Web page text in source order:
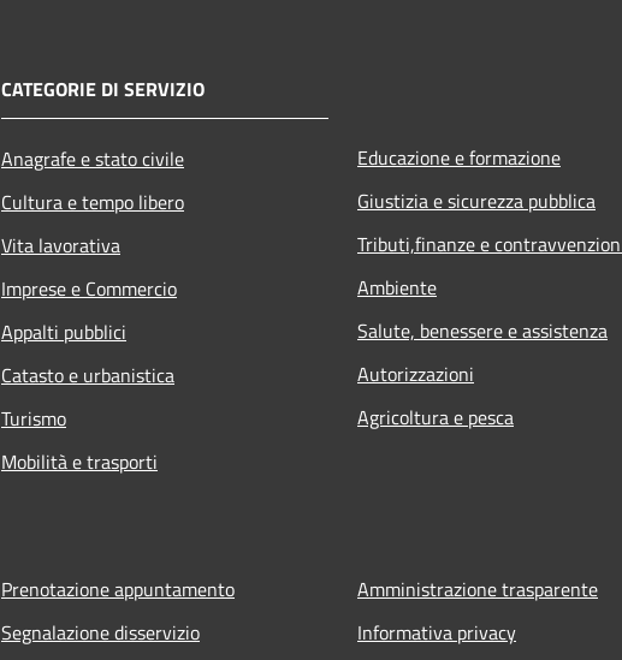
CATEGORIE DI SERVIZIO
Anagrafe e stato civile
Cultura e tempo libero
Vita lavorativa
Imprese e Commercio
Appalti pubblici
Catasto e urbanistica
Turismo
Mobilità e trasporti
Educazione e formazione
Giustizia e sicurezza pubblica
Tributi,finanze e
Ambiente
Salute, benessere e assistenza
Autorizzazioni
Agricoltura e pesca
Prenotazione appuntamento
Segnalazione disservizio
Amministrazione trasparente
Informativa privacy